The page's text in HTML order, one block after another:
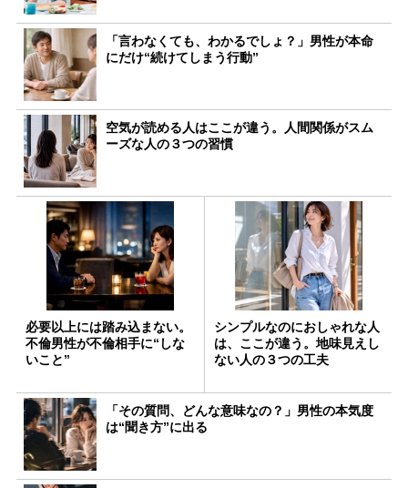
「言わなくても、わかるでしょ？」男性が本命
にだけ“続けてしまう行動”
空気が読める人はここが違う。人間関係がスム
ーズな人の３つの習慣
必要以上には踏み込まない。
不倫男性が不倫相手に“しな
いこと”
シンプルなのにおしゃれな人
は、ここが違う。地味見えし
ない人の３つの工夫
「その質問、どんな意味なの？」男性の本気度
は“聞き方”に出る